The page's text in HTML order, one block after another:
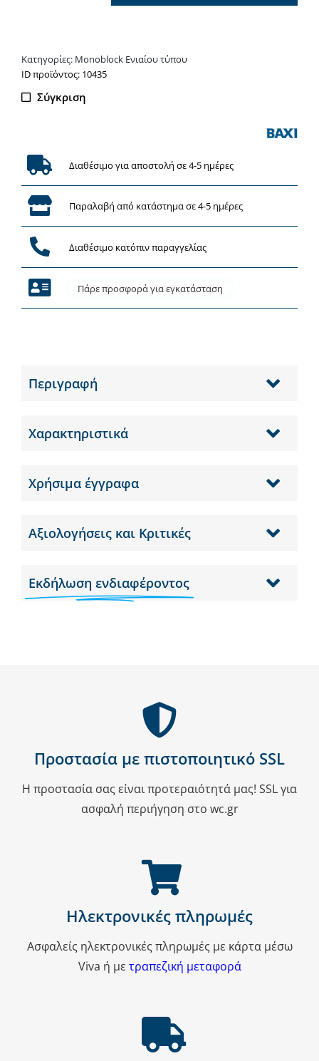
-
Αντλία
θερμότητας
Κατηγορίες: Monoblock Ενιαίου τύπου
ΙD προϊόντος: 10435
Σύγκριση
Διαθέσιμο για αποστολή σε 4-5 ημέρες
Παραλαβή από κατάστημα σε 4-5 ημέρες
Διαθέσιμο κατόπιν παραγγελίας
Πάρε προσφορά για εγκατάσταση
Περιγραφή
Χαρακτηριστικά
Χρήσιμα έγγραφα
Αξιολογήσεις και Κριτικές
Εκδήλωση ενδιαφέροντος
Προστασία με πιστοποιητικό SSL
Η προστασία σας είναι προτεραιότητά μας! SSL για
ασφαλή περιήγηση στο wc.gr
Ηλεκτρονικές πληρωμές
Ασφαλείς ηλεκτρονικές πληρωμές με κάρτα μέσω
Viva ή με τραπεζική μεταφορά